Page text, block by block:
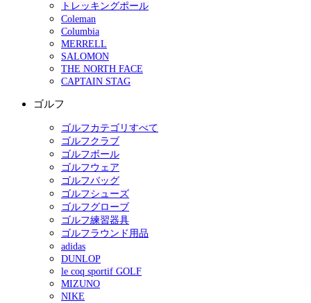
トレッキングポール
Coleman
Columbia
MERRELL
SALOMON
THE NORTH FACE
CAPTAIN STAG
ゴルフ
ゴルフカテゴリすべて
ゴルフクラブ
ゴルフボール
ゴルフウェア
ゴルフバッグ
ゴルフシューズ
ゴルフグローブ
ゴルフ練習器具
ゴルフラウンド用品
adidas
DUNLOP
le coq sportif GOLF
MIZUNO
NIKE